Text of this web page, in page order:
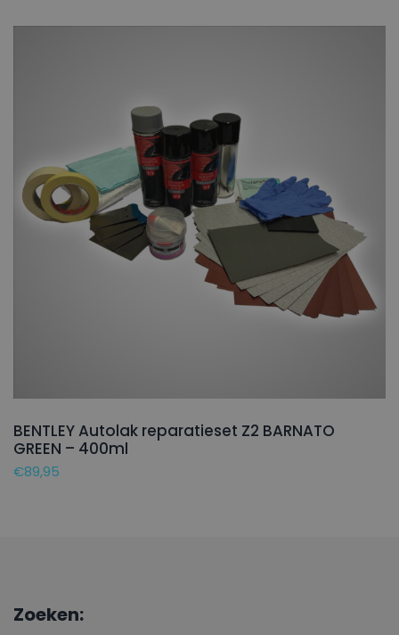
BENTLEY Autolak reparatieset Z2 BARNATO
GREEN – 400ml
€89,95
Zoeken: